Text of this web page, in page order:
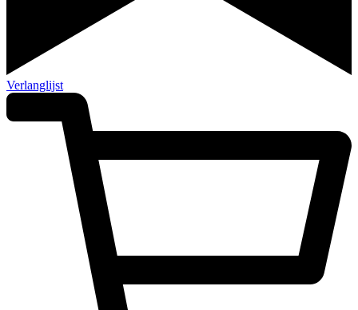
Verlanglijst